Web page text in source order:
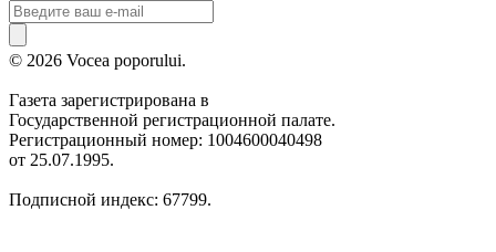
© 2026 Vocea poporului.
Газета зарегистрирована в
Государственной регистрационной палате.
Регистрационный номер: 1004600040498
от 25.07.1995.
Подписной индекс: 67799.